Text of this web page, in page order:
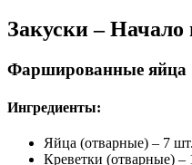
Закуски – Начало
Фаршированные яйца
Ингредиенты:
Яйца (отварные) – 7 шт.
Креветки (отварные) –